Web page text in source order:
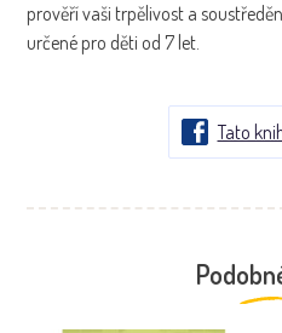
prověří vaši trpělivost a
určené pro děti od 7 let.
Tato